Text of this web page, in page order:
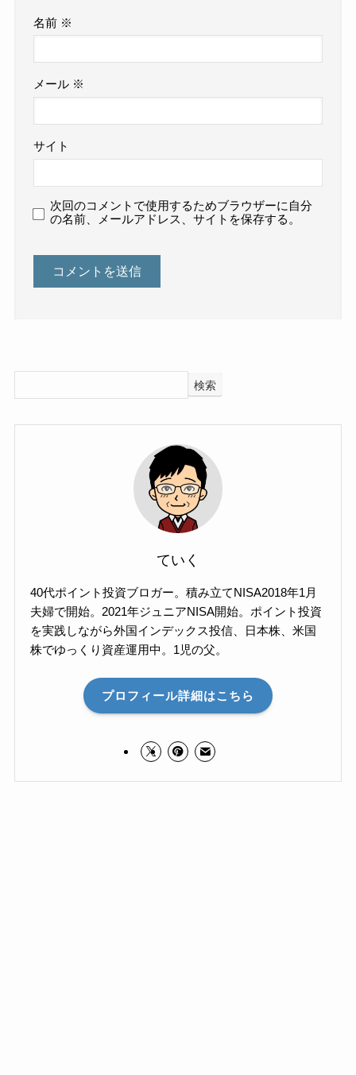
名前 ※
メール ※
サイト
次回のコメントで使用するためブラウザーに自分
の名前、メールアドレス、サイトを保存する。
検索
ていく
40代ポイント投資ブロガー。積み立てNISA2018年1月
夫婦で開始。2021年ジュニアNISA開始。ポイント投資
を実践しながら外国インデックス投信、日本株、米国
株でゆっくり資産運用中。1児の父。
プロフィール詳細はこちら